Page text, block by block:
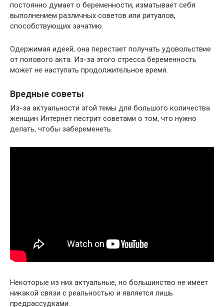
постоянно думает о беременности, изматывает себя
выполнением различных советов или ритуалов,
способствующих зачатию.
Одержимая идеей, она перестает получать удовольствие
от полового акта. Из-за этого стресса беременность
может не наступать продолжительное время.
Вредные советы
Из-за актуальности этой темы для большого количества
женщин Интернет пестрит советами о том, что нужно
делать, чтобы забеременеть.
Некоторые из них актуальные, но большинство не имеет
никакой связи с реальностью и является лишь
предрассудками.